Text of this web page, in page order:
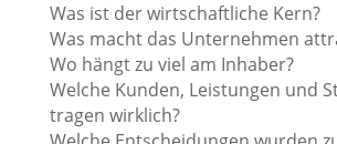
Was ist der wirtschaftliche Kern?
Was macht das Unternehmen
Wo hängt zu viel am Inhaber?
Welche Kunden, Leistungen und
tragen wirklich?